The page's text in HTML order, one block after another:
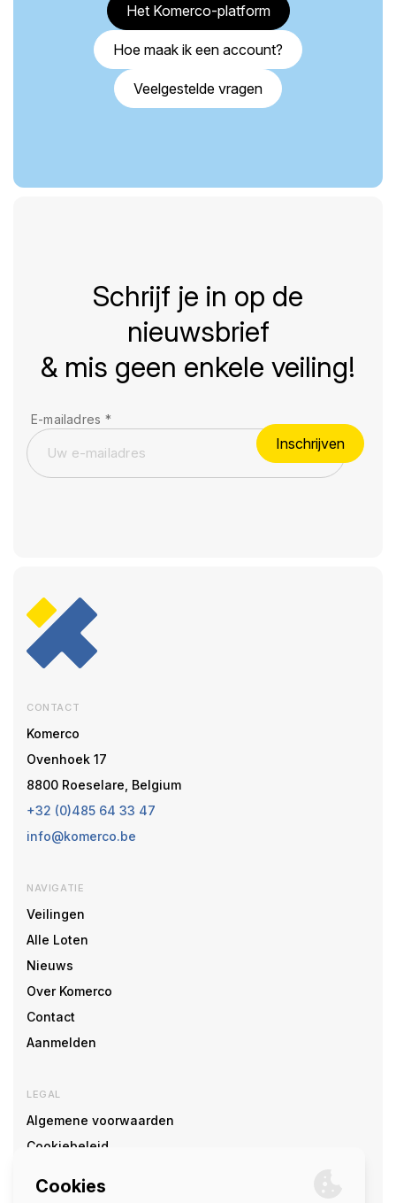
Het Komerco-platform
Hoe maak ik een account?
Veelgestelde vragen
Schrijf je in op de
nieuwsbrief
& mis geen enkele veiling!
E-mailadres *
Inschrijven
CONTACT
Komerco
Ovenhoek 17
8800 Roeselare, Belgium
+32 (0)485 64 33 47
info@komerco.be
NAVIGATIE
Veilingen
Alle Loten
Nieuws
Over Komerco
Contact
Aanmelden
LEGAL
Algemene voorwaarden
Cookiebeleid